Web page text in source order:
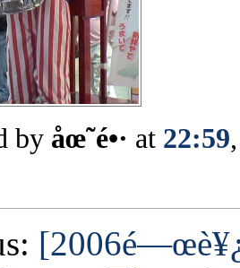
by åœ˜é•· at 22:59